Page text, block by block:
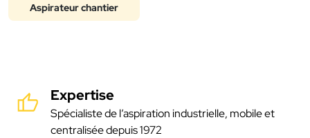
Aspirateur chantier
Expertise
Spécialiste de l’aspiration industrielle, mobile et
centralisée depuis 1972